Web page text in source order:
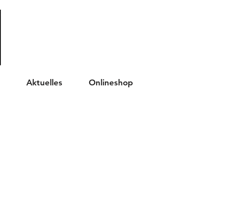
Aktuelles Onlineshop